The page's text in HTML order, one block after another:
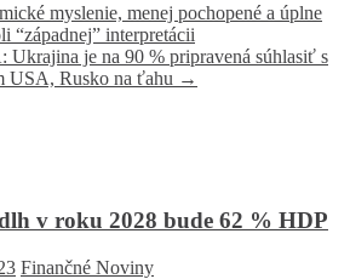
myslenie, menej pochopené a úplne
“západnej” interpretácii
Ukrajina je na 90 % pripravená súhlasiť s
USA, Rusko na ťahu →
v roku 2028 bude 62 % HDP
Finančné Noviny